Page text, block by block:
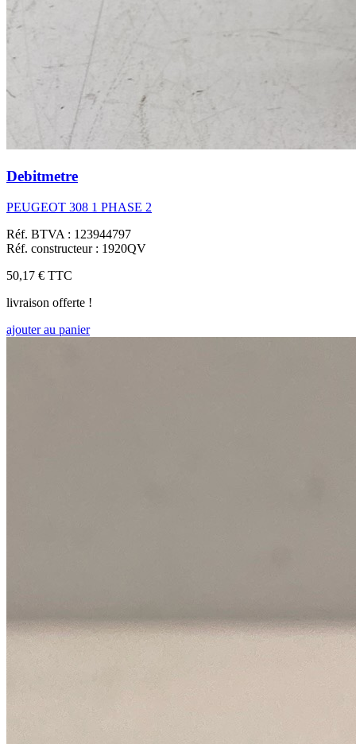
Debitmetre
PEUGEOT 308 1 PHASE 2
Réf. BTVA : 123944797
Réf. constructeur : 1920QV
50,17 € TTC
livraison offerte !
ajouter au panier